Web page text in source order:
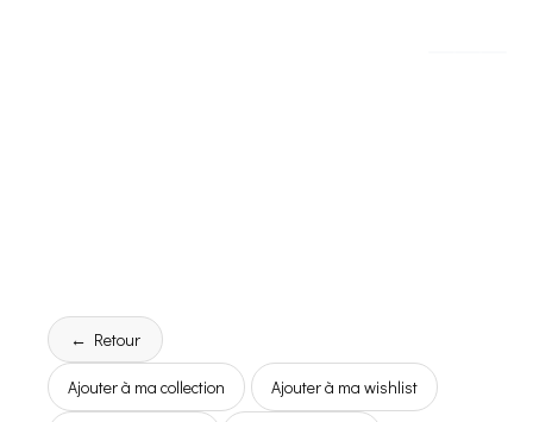
← Retour
Ajouter à ma collection Ajouter à ma wishlist